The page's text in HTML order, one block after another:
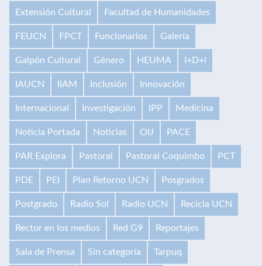
Extensión Cultural Facultad de Humanidades
FEUCN FPCT Funcionarios Galería
Galpón Cultural Género HEUMA I+D+i
IAUCN IIAM Inclusión Innovación
Internacional Investigación IPP Medicina
Noticia Portada Noticias OIJ PACE
PAR Explora Pastoral Pastoral Coquimbo PCT
PDE PEI Plan Retorno UCN Posgrados
Postgrado Radio Sol Radio UCN Recicla UCN
Rector en los medios Red G9 Reportajes
Sala de Prensa Sin categoría Tarpuq